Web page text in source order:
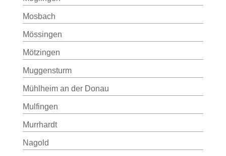
Mosbach
Mössingen
Mötzingen
Muggensturm
Mühlheim an der Donau
Mulfingen
Murrhardt
Nagold